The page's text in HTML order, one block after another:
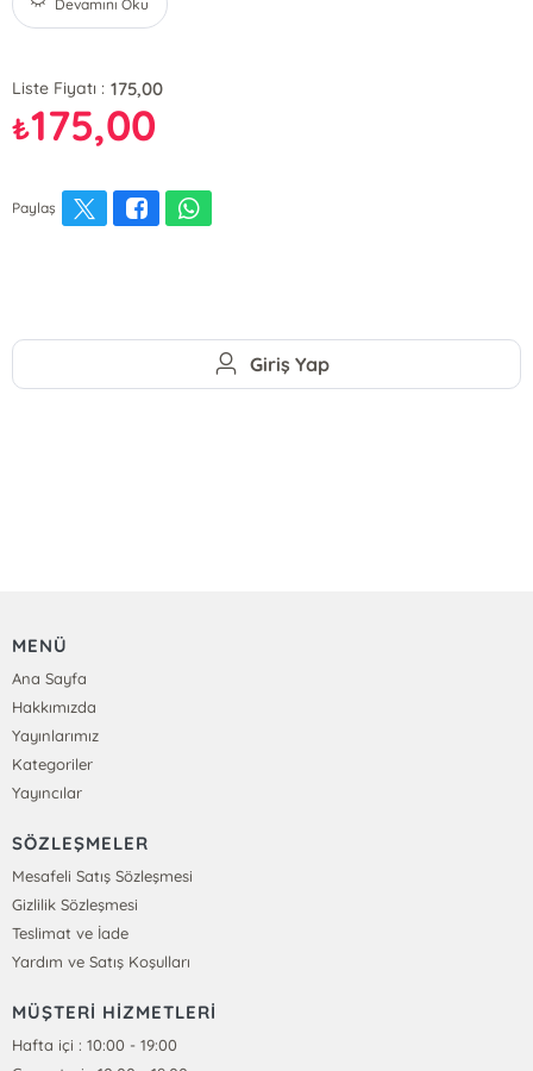
Devamını Oku
Liste Fiyatı : 175,00
₺175,00
Paylaş
Giriş Yap
MENÜ
Ana Sayfa
Hakkımızda
Yayınlarımız
Kategoriler
Yayıncılar
SÖZLEŞMELER
Mesafeli Satış Sözleşmesi
Gizlilik Sözleşmesi
Teslimat ve İade
Yardım ve Satış Koşulları
MÜŞTERİ HİZMETLERİ
Hafta içi : 10:00 - 19:00